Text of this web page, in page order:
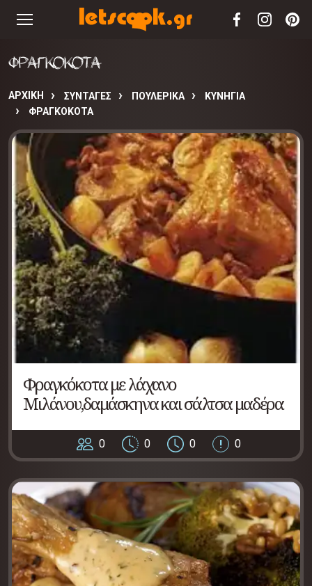
ΦΡΑΓΚΟΚΟΤΑ
ΑΡΧΙΚΉ ΣΥΝΤΑΓΈΣ ΠΟΥΛΕΡΙΚΑ
ΚΥΝΗΓΙΑ
ΦΡΑΓΚΟΚΟΤΑ
Φραγκόκοτα με λάχανο
Μιλάνου,δαμάσκηνα και σάλτσα μαδέρα
0 0 0 0